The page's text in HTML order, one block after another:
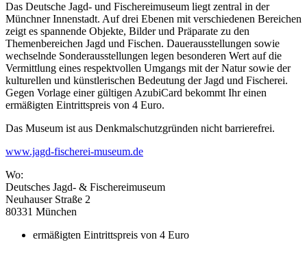
Das Deutsche Jagd- und Fischereimuseum liegt zentral in der
Münchner Innenstadt. Auf drei Ebenen mit verschiedenen Bereichen
zeigt es spannende Objekte, Bilder und Präparate zu den
Themenbereichen Jagd und Fischen. Dauerausstellungen sowie
wechselnde Sonderausstellungen legen besonderen Wert auf die
Vermittlung eines respektvollen Umgangs mit der Natur sowie der
kulturellen und künstlerischen Bedeutung der Jagd und Fischerei.
Gegen Vorlage einer gültigen AzubiCard bekommt Ihr einen
ermäßigten Eintrittspreis von 4 Euro.
Das Museum ist aus Denkmalschutzgründen nicht barrierefrei.
www.jagd-fischerei-museum.de
Wo:
Deutsches Jagd- & Fischereimuseum
Neuhauser Straße 2
80331 München
ermäßigten Eintrittspreis von 4 Euro